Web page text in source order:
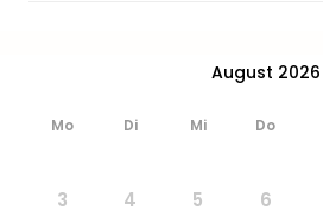
August 2026
Mo Di Mi Do
3
4 5 6